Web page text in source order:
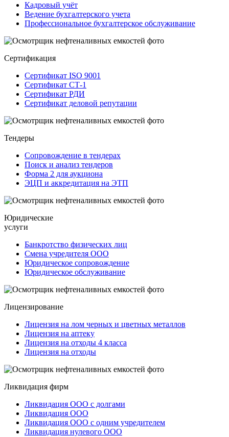
Кадровый учёт
Ведение бухгалтерского учета
Профессиональное бухгалтерское обслуживание
Сертификация
Сертификат ISO 9001
Сертификат СТ-1
Сертификат РДИ
Сертификат деловой репутации
Тендеры
Сопровождение в тендерах
Поиск и анализ тендеров
Форма 2 для аукциона
ЭЦП и аккредитация на ЭТП
Юридические
услуги
Банкротство физических лиц
Смена учредителя ООО
Юридическое сопровождение
Юридическое обслуживание
Лицензирование
Лицензия на лом черных и цветных металлов
Лицензия на аптеку
Лицензия на отходы 4 класса
Лицензия на отходы
Ликвидация фирм
Ликвидация ООО с долгами
Ликвидация ООО
Ликвидация ООО с одним учредителем
Ликвидация нулевого ООО